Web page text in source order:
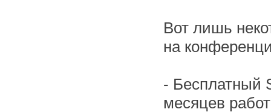
Вот лишь
на
- Бесплатный
месяцев